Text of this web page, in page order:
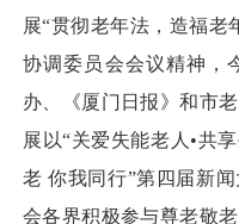
展“贯彻老年法，造福老
协调委员会会议精神，
办、《厦门日报》和市
展以“关爱失能老人•共
老 你我同行”第四届新
会各界积极参与尊老敬